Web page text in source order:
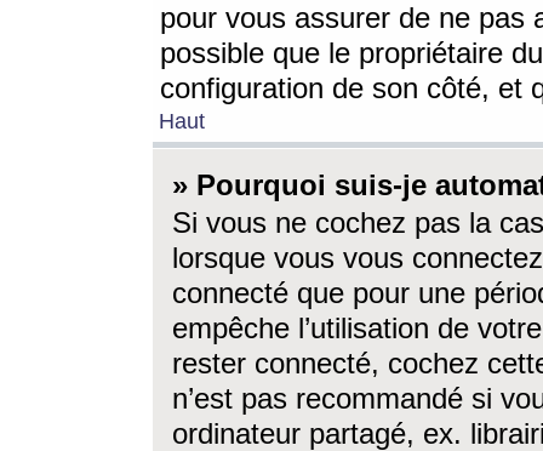
pour vous assurer de ne pas
possible que le propriétaire
configuration de son côté, et
Haut
» Pourquoi suis-je
Si vous ne cochez pas la
lorsque vous vous
connecté que pour une
empêche l’utilisation de
rester connecté, cochez
n’est pas recommandé si
ordinateur partagé, ex.